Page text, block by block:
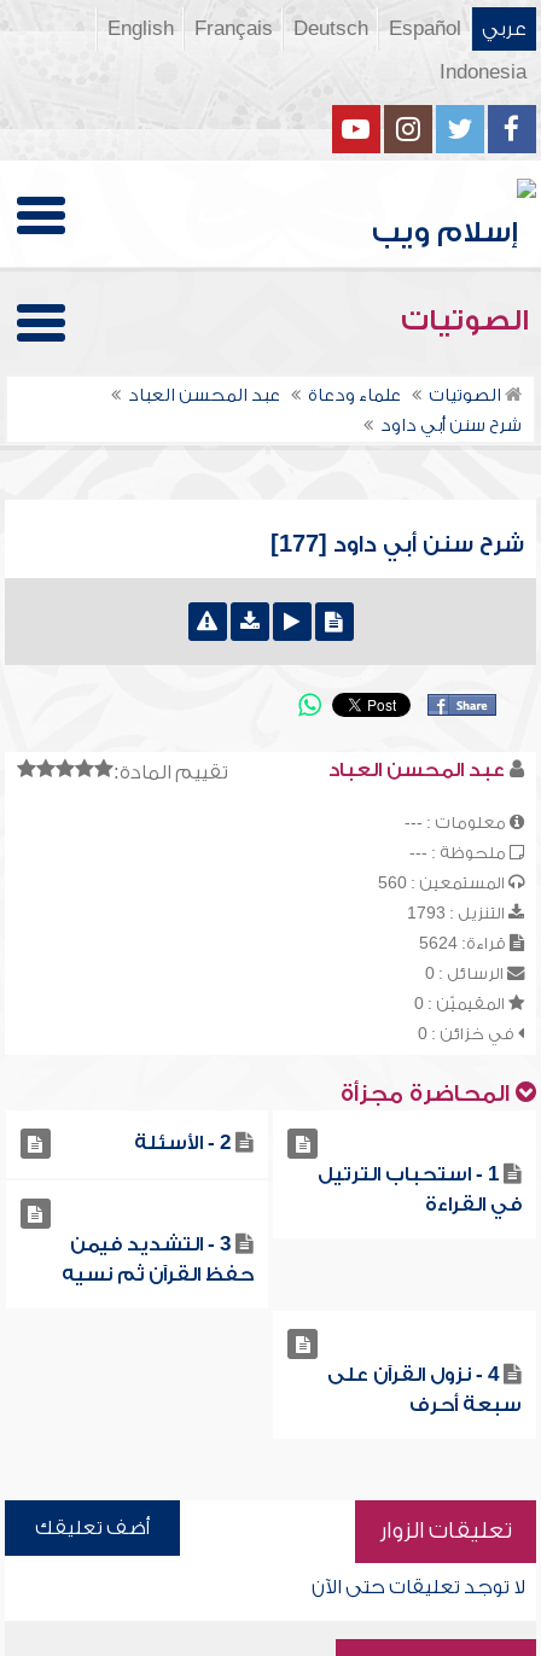
عربي Español
Deutsch
Français
English
Indonesia
الصوتيات
الصوتيات علماء ودعاة
عبد المحسن العباد
شرح سنن أبي داود
شرح سنن أبي داود [177]
تقييم المادة: عبد المحسن العباد
معلومات : ---
ملحوظة : ---
المستمعين : 560
التنزيل : 1793
قراءة: 5624
الرسائل : 0
المقيميّن : 0
في خزائن : 0
المحاضرة مجزأة
1 - استحباب الترتيل
في القراءة
2 - الأسئلة
3 - التشديد فيمن
حفظ القرآن ثم نسيه
4 - نزول القرآن على
سبعة أحرف
تعليقات الزوار أضف تعليقك
لا توجد تعليقات حتى الآن